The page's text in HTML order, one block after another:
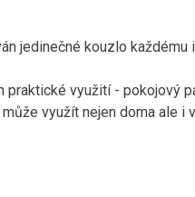
jedinečné kouzlo každému
praktické využití - pokojový
využít nejen doma ale i v